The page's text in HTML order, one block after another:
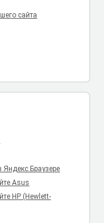
сайта
Asus
HP (Hewlett-